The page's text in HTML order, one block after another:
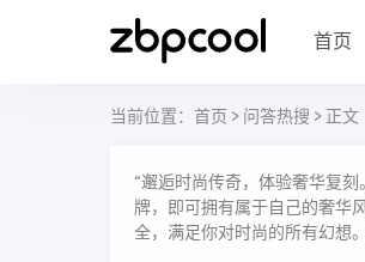
首页
当前位置： 首页 > 问答热搜 > 正文
“邂逅时尚传奇，体验奢华复
牌，即可拥有属于自己的奢华
全，满足你对时尚的所有幻想